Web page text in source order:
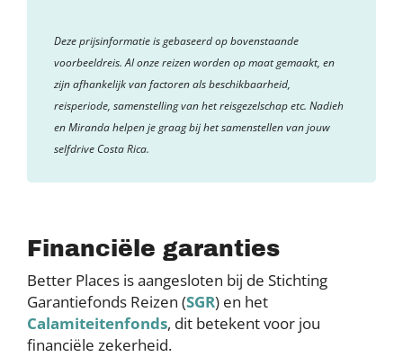
Deze prijsinformatie is gebaseerd op bovenstaande
voorbeeldreis. Al onze reizen worden op maat gemaakt, en
zijn afhankelijk van factoren als beschikbaarheid,
reisperiode, samenstelling van het reisgezelschap etc. Nadieh
en Miranda helpen je graag bij het samenstellen van jouw
selfdrive Costa Rica.
Financiële garanties
Better Places is aangesloten bij de Stichting
Garantiefonds Reizen (SGR) en het
Calamiteitenfonds, dit betekent voor jou
financiële zekerheid.